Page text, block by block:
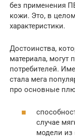
без применения
кожи. Это, в
характеристики.
Достоинства,
материала, могут
потребителей.
стала мега
про основные
случае
модели из